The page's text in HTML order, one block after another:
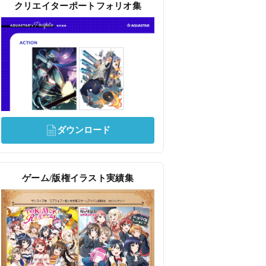
クリエイターポートフォリオ集
ダウンロード
ゲーム/版権イラスト実績集